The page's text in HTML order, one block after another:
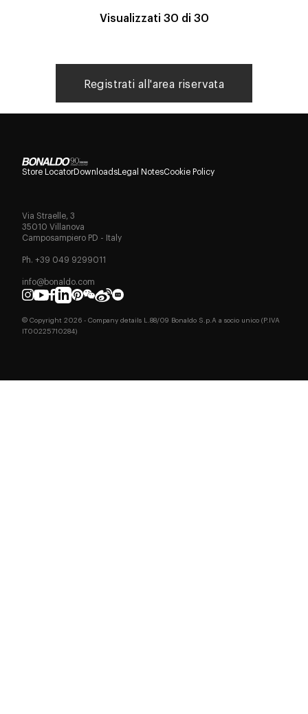
Visualizzati 30 di 30
Registrati all'area riservata
Store LocatorDownloadsLegal NotesCookie Policy
Via Straelle, 3
35010 Villanova
Camposampiero PD - Italy
Ph. +39 049 9299011
info@bonaldo.com
© Copyright 2026 - Company details L.88/09 Bonaldo S.p.A a socio unico (P.IVA
IT00225710284)